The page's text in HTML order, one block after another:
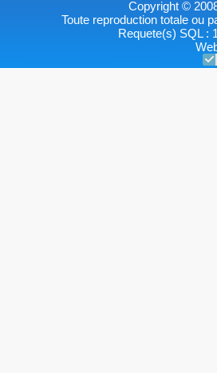
Copyright ©
Toute reproduction totale ou
Requete(s) SQL :